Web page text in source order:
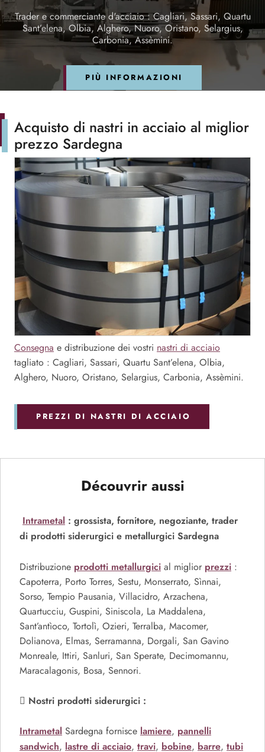
Trader e commerciante d'acciaio : Cagliari, Sassari, Quartu
Sant’elena, Olbia, Alghero, Nuoro, Oristano, Selargius,
Carbonia, Assèmini.
PIÙ INFORMAZIONI
Acquisto di nastri in acciaio al miglior
prezzo Sardegna
Consegna e distribuzione dei vostri nastri di acciaio
tagliato : Cagliari, Sassari, Quartu Sant’elena, Olbia,
Alghero, Nuoro, Oristano, Selargius, Carbonia, Assèmini.
PREZZI DI NASTRI DI ACCIAIO
Découvrir aussi
Intrametal : grossista, fornitore, negoziante, trader
di prodotti siderurgici e metallurgici Sardegna
Distribuzione prodotti metallurgici al miglior prezzi :
Capoterra, Porto Torres, Sestu, Monserrato, Sìnnai,
Sorso, Tempio Pausania, Villacidro, Arzachena,
Quartucciu, Guspini, Siniscola, La Maddalena,
Sant’antìoco, Tortolì, Ozieri, Terralba, Macomer,
Dolianova, Elmas, Serramanna, Dorgali, San Gavino
Monreale, Ittiri, Sanluri, San Sperate, Decimomannu,
Maracalagonis, Bosa, Sennori.
Nostri prodotti siderurgici :
Intrametal Sardegna fornisce lamiere, pannelli
sandwich, lastre di acciaio, travi, bobine, barre, tubi